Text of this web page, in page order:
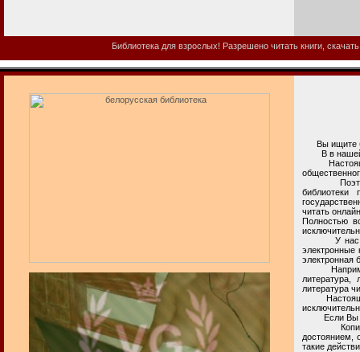
Библиотека для взрослых! Разрешено читать книги,
Вы ищите
В в нашей
Настоящая
Поэтому, в
библиотеки
читать
Полностью
У нас на
электронные
электронная
Например,
литература,
литература
Настоящая
Если Вы
достоянием,
такие